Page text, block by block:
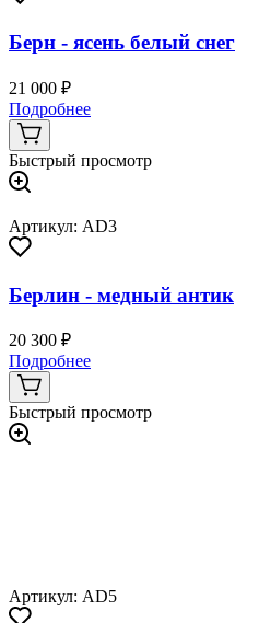
Берн - ясень белый снег
21 000 ₽
Подробнее
Быстрый просмотр
Артикул: AD3
Берлин - медный антик
20 300 ₽
Подробнее
Быстрый просмотр
Артикул: AD5